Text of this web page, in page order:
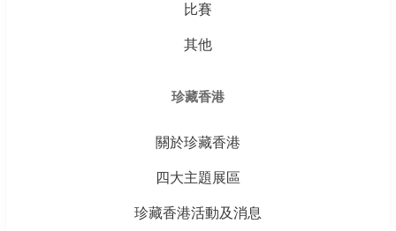
比賽
其他
珍藏香港
關於珍藏香港
四大主題展區
珍藏香港活動及消息